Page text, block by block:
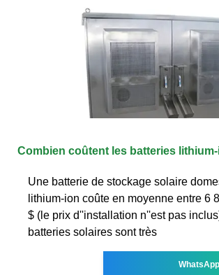
Combien coûtent les batteries
Une batterie de stockage solaire
lithium-ion coûte en moyenne entre 6
$ (le prix d''installation n''est pas
batteries solaires sont très
WhatsApp